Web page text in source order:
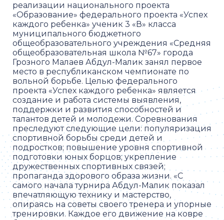
реализации национального проекта
«Образование» федерального проекта «Успех
каждого ребенка» ученик 3 «В» класса
муниципального бюджетного
общеобразовательного учреждения «Средняя
общеобразовательная школа №67» города
Грозного Малаев Абдул-Малик занял первое
место в республиканском чемпионате по
вольной борьбе. Целью федерального
проекта «Успех каждого ребенка» является
создание и работа системы выявления,
поддержки и развития способностей и
талантов детей и молодежи. Соревнования
преследуют следующие цели: популяризация
спортивной борьбы среди детей и
подростков; повышение уровня спортивной
подготовки юных борцов; укрепление
дружественных спортивных связей;
пропаганда здорового образа жизни. «С
самого начала турнира Абдул-Малик показал
впечатляющую технику и мастерство,
опираясь на советы своего тренера и упорные
тренировки. Каждое его движение на ковре